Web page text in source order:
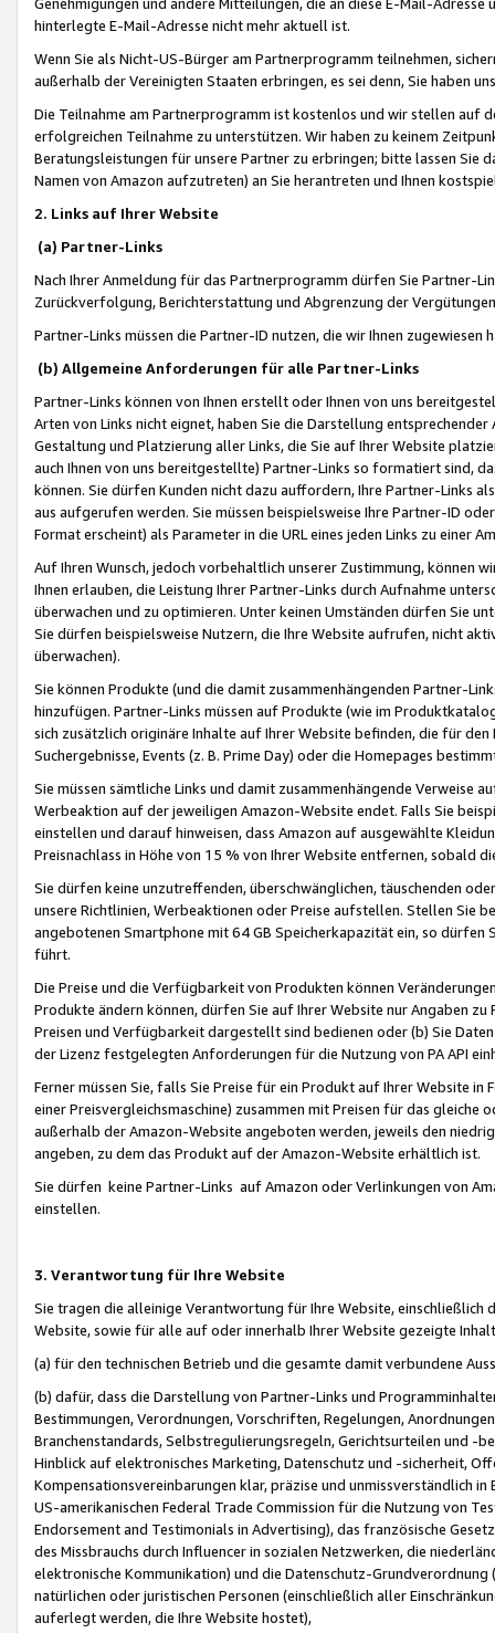
hinterlegte E-Mail-Adresse nicht mehr aktuell ist.
Wenn Sie als Nicht-US-Bürger am Partnerprogramm teilnehmen,
außerhalb der Vereinigten Staaten erbringen, es sei denn, Sie haben
Die Teilnahme am Partnerprogramm ist kostenlos und wir stellen auf
erfolgreichen Teilnahme zu unterstützen. Wir haben zu keinem
Beratungsleistungen für unsere Partner zu erbringen; bitte lassen Sie
Namen von Amazon aufzutreten) an Sie herantreten und Ihnen
2. Links auf Ihrer Website
(a) Partner-Links
Nach Ihrer Anmeldung für das Partnerprogramm dürfen Sie Partner-
Zurückverfolgung, Berichterstattung und Abgrenzung der
Partner-Links müssen die Partner-ID nutzen, die wir Ihnen zugewiesen
(b) Allgemeine Anforderungen für alle Partner-Links
Partner-Links können von Ihnen erstellt oder Ihnen von uns
Arten von Links nicht eignet, haben Sie die Darstellung
Gestaltung und Platzierung aller Links, die Sie auf Ihrer Website
auch Ihnen von uns bereitgestellte) Partner-Links so formatiert sind,
können. Sie dürfen Kunden nicht dazu auffordern, Ihre Partner-Links
aus aufgerufen werden. Sie müssen beispielsweise Ihre Partner-ID
Format erscheint) als Parameter in die URL eines jeden Links zu einer
Auf Ihren Wunsch, jedoch vorbehaltlich unserer Zustimmung, können
Ihnen erlauben, die Leistung Ihrer Partner-Links durch Aufnahme
überwachen und zu optimieren. Unter keinen Umständen dürfen Sie
Sie dürfen beispielsweise Nutzern, die Ihre Website aufrufen, nicht
überwachen).
Sie können Produkte (und die damit zusammenhängenden Partner-
hinzufügen. Partner-Links müssen auf Produkte (wie im
sich zusätzlich originäre Inhalte auf Ihrer Website befinden, die für
Suchergebnisse, Events (z. B. Prime Day) oder die Homepages
Sie müssen sämtliche Links und damit zusammenhängende
Werbeaktion auf der jeweiligen Amazon-Website endet. Falls Sie
einstellen und darauf hinweisen, dass Amazon auf ausgewählte
Preisnachlass in Höhe von 15 % von Ihrer Website entfernen, sobald
Sie dürfen keine unzutreffenden, überschwänglichen, täuschenden
unsere Richtlinien, Werbeaktionen oder Preise aufstellen. Stellen Sie
angebotenen Smartphone mit 64 GB Speicherkapazität ein, so dürfen
führt.
Die Preise und die Verfügbarkeit von Produkten können
Produkte ändern können, dürfen Sie auf Ihrer Website nur Angaben
Preisen und Verfügbarkeit dargestellt sind bedienen oder (b) Sie
der Lizenz festgelegten Anforderungen für die Nutzung von PA API
Ferner müssen Sie, falls Sie Preise für ein Produkt auf Ihrer Website
einer Preisvergleichsmaschine) zusammen mit Preisen für das
außerhalb der Amazon-Website angeboten werden, jeweils den
angeben, zu dem das Produkt auf der Amazon-Website erhältlich ist.
Sie dürfen keine Partner-Links auf Amazon oder Verlinkungen von
einstellen.
3. Verantwortung für Ihre Website
Sie tragen die alleinige Verantwortung für Ihre Website,
Website, sowie für alle auf oder innerhalb Ihrer Website gezeigte
(a) für den technischen Betrieb und die gesamte damit verbundene
(b) dafür, dass die Darstellung von Partner-Links und
Bestimmungen, Verordnungen, Vorschriften, Regelungen,
Branchenstandards, Selbstregulierungsregeln, Gerichtsurteilen und -
Hinblick auf elektronisches Marketing, Datenschutz und -sicherheit,
Kompensationsvereinbarungen klar, präzise und unmissverständlich
US-amerikanischen Federal Trade Commission für die Nutzung von
Endorsement and Testimonials in Advertising), das französische
des Missbrauchs durch Influencer in sozialen Netzwerken, die
elektronische Kommunikation) und die Datenschutz-
natürlichen oder juristischen Personen (einschließlich aller
auferlegt werden, die Ihre Website hostet),